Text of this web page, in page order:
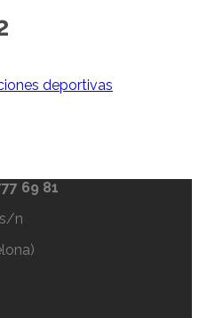
deportivas
69 81
n